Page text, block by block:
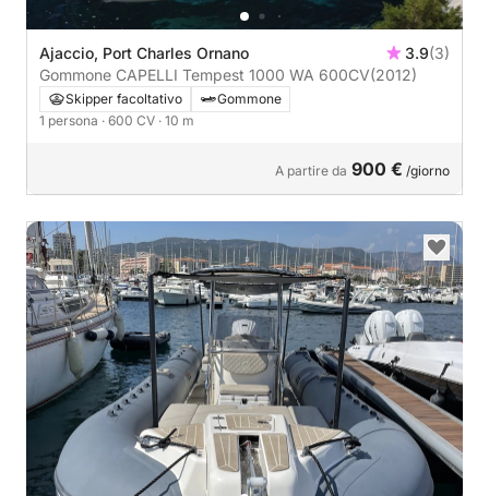
Ajaccio, Port Charles Ornano 3.9(3)
Gommone CAPELLI Tempest 1000 WA 600CV(2012)
Skipper facoltativo
Gommone
1 persona · 600 CV · 10 m
A partire da 900 € /giorno